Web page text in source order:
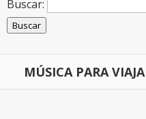
Buscar:
MÚSICA PARA